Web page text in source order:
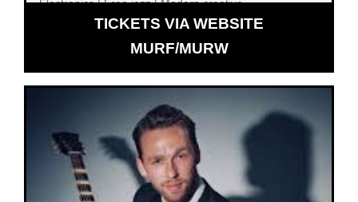
Electronics | Free jazz | Modern creative
TICKETS VIA WEBSITE
MURF/MURWOPENT
IN
VENSTER